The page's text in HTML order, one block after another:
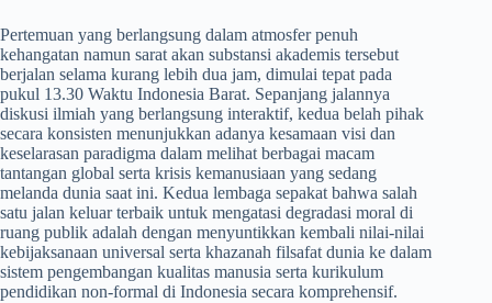
​Pertemuan yang berlangsung dalam atmosfer penuh
kehangatan namun sarat akan substansi akademis tersebut
berjalan selama kurang lebih dua jam, dimulai tepat pada
pukul 13.30 Waktu Indonesia Barat. Sepanjang jalannya
diskusi ilmiah yang berlangsung interaktif, kedua belah pihak
secara konsisten menunjukkan adanya kesamaan visi dan
keselarasan paradigma dalam melihat berbagai macam
tantangan global serta krisis kemanusiaan yang sedang
melanda dunia saat ini. Kedua lembaga sepakat bahwa salah
satu jalan keluar terbaik untuk mengatasi degradasi moral di
ruang publik adalah dengan menyuntikkan kembali nilai-nilai
kebijaksanaan universal serta khazanah filsafat dunia ke dalam
sistem pengembangan kualitas manusia serta kurikulum
pendidikan non-formal di Indonesia secara komprehensif.